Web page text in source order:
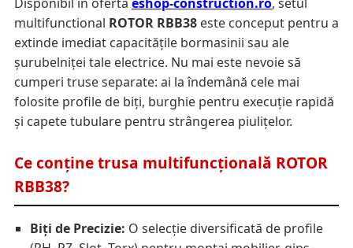
multifunctional ROTOR RBB38 este conceput pentru a
extinde imediat capacitățile bormasinii sau ale
șurubelniței tale electrice. Nu mai este nevoie să
cumperi truse separate: ai la îndemână cele mai
folosite profile de biți, burghie pentru execuție rapidă
și capete tubulare pentru strângerea piulițelor.
Ce conține trusa multifuncțională ROTOR
RBB38?
Biți de Precizie: O selecție diversificată de profile